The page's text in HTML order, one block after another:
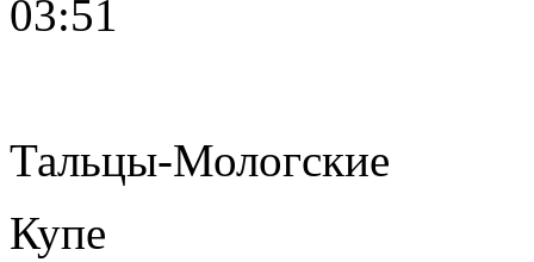
03:51
Тальцы-Мологские
Купе